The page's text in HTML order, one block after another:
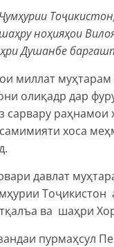
ноҳияҳои
Душанбе
миллат
олиқадр дар
сарвару
хоса
давлат
Тоҷикистон
ва шаҳри
пурмаҳсул